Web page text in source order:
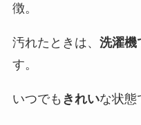
徴。
汚れたときは、 洗濯機
す。
いつでも きれいな状態